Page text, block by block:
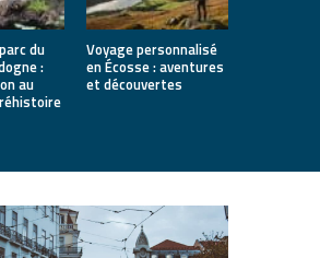
du
:
au
Voyage personnalisé
en Écosse : aventures
et découvertes